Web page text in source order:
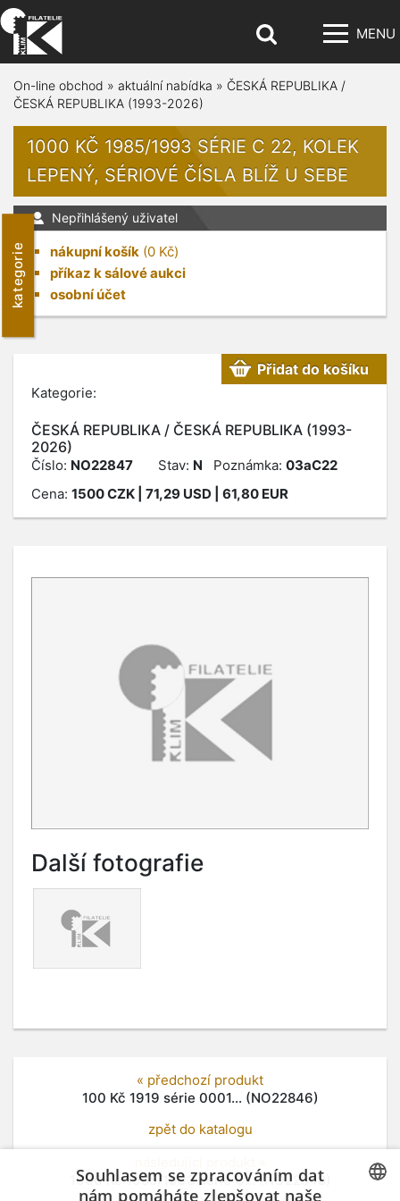
MENU
kategorie
On-line obchod » aktuální nabídka » ČESKÁ REPUBLIKA /
ČESKÁ REPUBLIKA (1993-2026)
1000 KČ 1985/1993 SÉRIE C 22, KOLEK
LEPENÝ, SÉRIOVÉ ČÍSLA BLÍŽ U SEBE
Nepřihlášený uživatel
nákupní košík (0 Kč)
příkaz k sálové aukci
osobní účet
Kategorie:
ČESKÁ REPUBLIKA / ČESKÁ REPUBLIKA (1993-
2026)
Přidat do košíku
Číslo: NO22847 Stav: N Poznámka: 03aC22
Cena: 1500CZK | 71,29 USD | 61,80 EUR
Další fotografie
« předchozí produkt
100 Kč 1919 série 0001... (NO22846)
zpět do katalogu
1000 Kč 1985/1993 série C... (NO22848)
Souhlasem se zpracováním dat
nám pomáháte zlepšovat naše